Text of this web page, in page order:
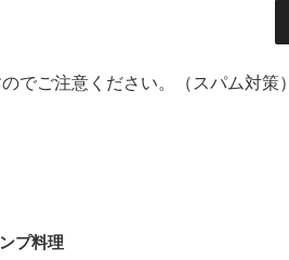
でご注意ください。（スパム対策）
プ料理